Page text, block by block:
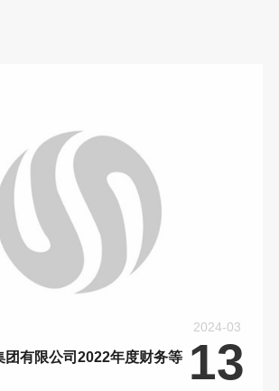
团有限公司2022年度财务等
2024-03
13